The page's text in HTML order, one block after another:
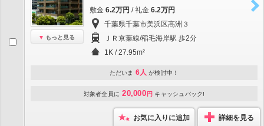
もっと見る
敷金 6.2万円 / 礼金 6.2万円
千葉県千葉市美浜区高洲３
ＪＲ京葉線/稲毛海岸駅 歩2分
1K / 27.95m²
ただいま 6人 が検討中！
対象者全員に 20,000 円 キャッシュバック!
お気に入りに追加 詳細を見る